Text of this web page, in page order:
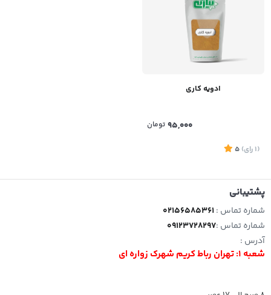
ادویه کاری
95,000 تومان
(1 رای)
5
پشتیبانی
شماره تماس :02156585361
شماره تماس :09123728297
آدرس :
شعبه 1: تهران رباط کریم شهرک زواره ای